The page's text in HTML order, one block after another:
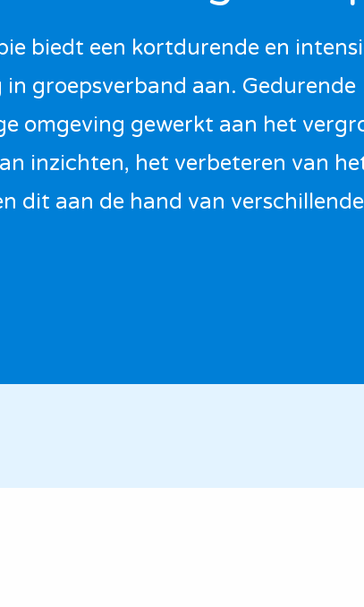
biedt een kortdurende en
groepsverband aan.
omgeving gewerkt aan het
inzichten, het verbeteren van
dit aan de hand van